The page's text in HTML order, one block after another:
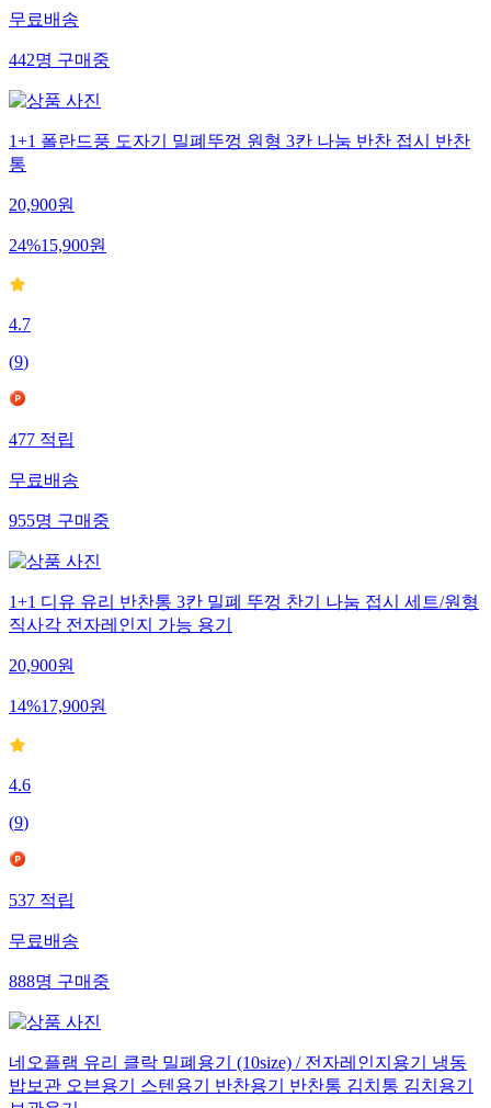
무료배송
442명구매중
1+1 폴란드풍 도자기 밀폐뚜껑 원형 3칸 나눔 반찬 접시 반찬
통
20,900원
24%15,900원
4.7
(9)
477적립
무료배송
955명구매중
1+1 디유 유리 반찬통 3칸 밀폐 뚜껑 찬기 나눔 접시 세트/원형
직사각 전자레인지 가능 용기
20,900원
14%17,900원
4.6
(9)
537적립
무료배송
888명구매중
네오플램 유리 클락 밀폐용기 (10size) / 전자레인지용기 냉동
밥보관 오븐용기 스텐용기 반찬용기 반찬통 김치통 김치용기